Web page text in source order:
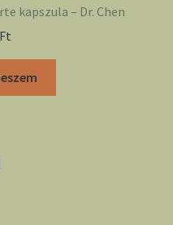
kapszula – Dr. Chen
Ft